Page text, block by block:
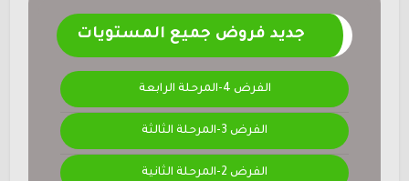
جديد فروض جميع المستويات
الفرض 4-المرحلة الرابعة
الفرض 3-المرحلة الثالثة
الفرض 2-المرحلة الثانية